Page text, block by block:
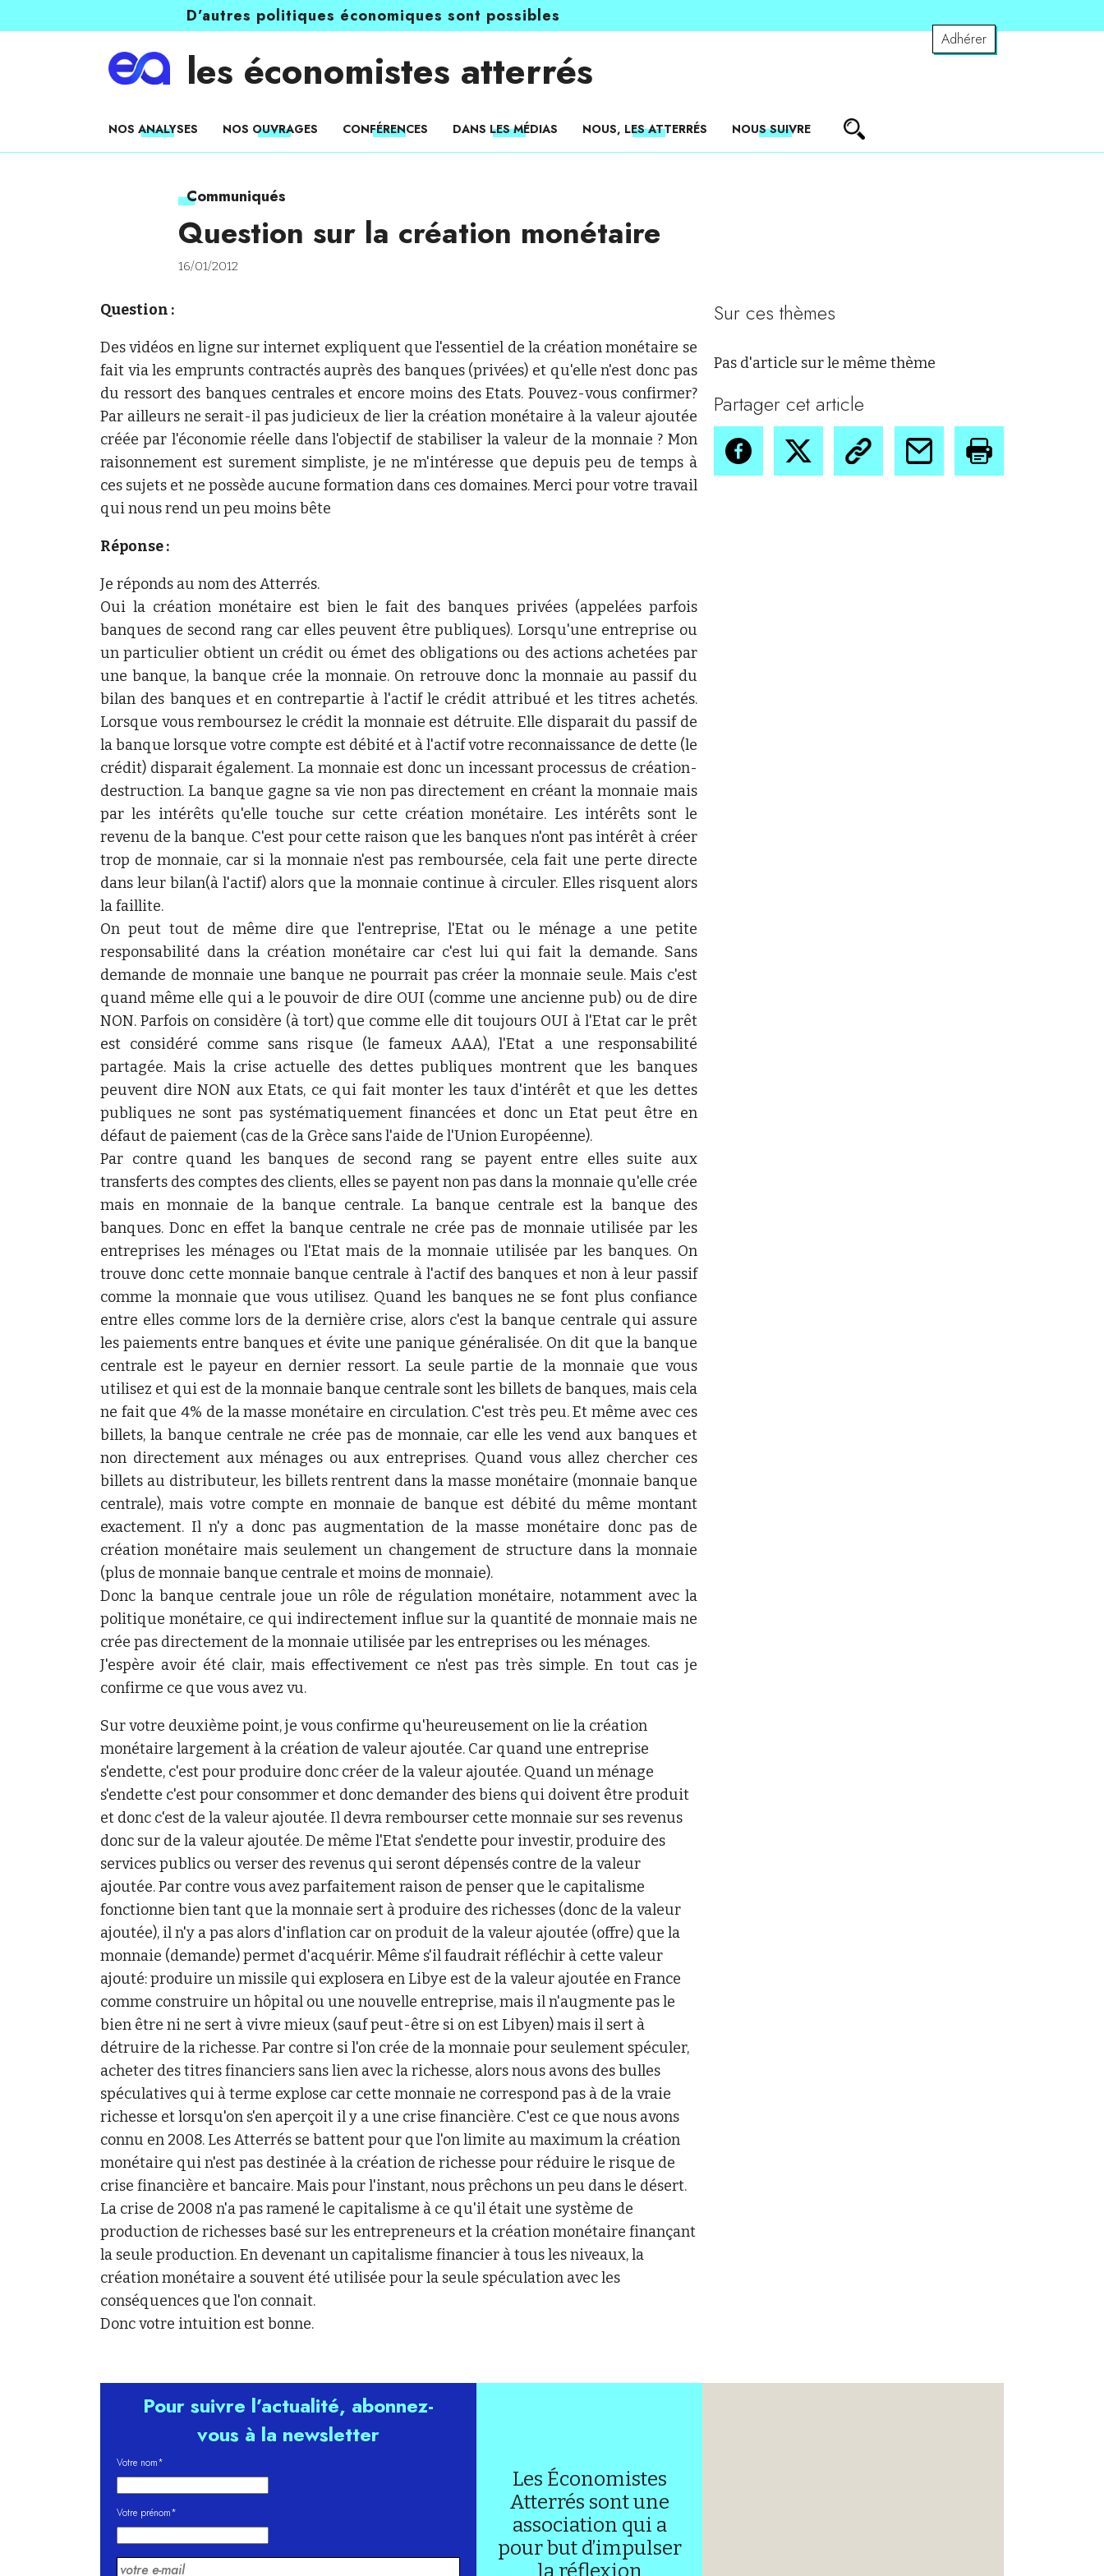
D’autres politiques économiques sont possibles
Adhérer
les économistes atterrés
NOS ANALYSES NOS OUVRAGES CONFÉRENCES DANS LES MÉDIAS NOUS, LES ATTERRÉS NOUS SUIVRE
Communiqués
Question sur la création monétaire
16/01/2012
Question :
Des vidéos en ligne sur internet expliquent que l'essentiel de la création monétaire se
fait via les emprunts contractés auprès des banques (privées) et qu'elle n'est donc pas
du ressort des banques centrales et encore moins des Etats. Pouvez-vous confirmer?
Par ailleurs ne serait-il pas judicieux de lier la création monétaire à la valeur ajoutée
créée par l'économie réelle dans l'objectif de stabiliser la valeur de la monnaie ? Mon
raisonnement est surement simpliste, je ne m'intéresse que depuis peu de temps à
ces sujets et ne possède aucune formation dans ces domaines. Merci pour votre travail
qui nous rend un peu moins bête
Réponse :
Je réponds au nom des Atterrés.
Oui la création monétaire est bien le fait des banques privées (appelées parfois
banques de second rang car elles peuvent être publiques). Lorsqu'une entreprise ou
un particulier obtient un crédit ou émet des obligations ou des actions achetées par
une banque, la banque crée la monnaie. On retrouve donc la monnaie au passif du
bilan des banques et en contrepartie à l'actif le crédit attribué et les titres achetés.
Lorsque vous remboursez le crédit la monnaie est détruite. Elle disparait du passif de
la banque lorsque votre compte est débité et à l'actif votre reconnaissance de dette (le
crédit) disparait également. La monnaie est donc un incessant processus de création-
destruction. La banque gagne sa vie non pas directement en créant la monnaie mais
par les intérêts qu'elle touche sur cette création monétaire. Les intérêts sont le
revenu de la banque. C'est pour cette raison que les banques n'ont pas intérêt à créer
trop de monnaie, car si la monnaie n'est pas remboursée, cela fait une perte directe
dans leur bilan(à l'actif) alors que la monnaie continue à circuler. Elles risquent alors
la faillite.
On peut tout de même dire que l'entreprise, l'Etat ou le ménage a une petite
responsabilité dans la création monétaire car c'est lui qui fait la demande. Sans
demande de monnaie une banque ne pourrait pas créer la monnaie seule. Mais c'est
quand même elle qui a le pouvoir de dire OUI (comme une ancienne pub) ou de dire
NON. Parfois on considère (à tort) que comme elle dit toujours OUI à l'Etat car le prêt
est considéré comme sans risque (le fameux AAA), l'Etat a une responsabilité
partagée. Mais la crise actuelle des dettes publiques montrent que les banques
peuvent dire NON aux Etats, ce qui fait monter les taux d'intérêt et que les dettes
publiques ne sont pas systématiquement financées et donc un Etat peut être en
défaut de paiement (cas de la Grèce sans l'aide de l'Union Européenne).
Par contre quand les banques de second rang se payent entre elles suite aux
transferts des comptes des clients, elles se payent non pas dans la monnaie qu'elle crée
mais en monnaie de la banque centrale. La banque centrale est la banque des
banques. Donc en effet la banque centrale ne crée pas de monnaie utilisée par les
entreprises les ménages ou l'Etat mais de la monnaie utilisée par les banques. On
trouve donc cette monnaie banque centrale à l'actif des banques et non à leur passif
comme la monnaie que vous utilisez. Quand les banques ne se font plus confiance
entre elles comme lors de la dernière crise, alors c'est la banque centrale qui assure
les paiements entre banques et évite une panique généralisée. On dit que la banque
centrale est le payeur en dernier ressort. La seule partie de la monnaie que vous
utilisez et qui est de la monnaie banque centrale sont les billets de banques, mais cela
ne fait que 4% de la masse monétaire en circulation. C'est très peu. Et même avec ces
billets, la banque centrale ne crée pas de monnaie, car elle les vend aux banques et
non directement aux ménages ou aux entreprises. Quand vous allez chercher ces
billets au distributeur, les billets rentrent dans la masse monétaire (monnaie banque
centrale), mais votre compte en monnaie de banque est débité du même montant
exactement. Il n'y a donc pas augmentation de la masse monétaire donc pas de
création monétaire mais seulement un changement de structure dans la monnaie
(plus de monnaie banque centrale et moins de monnaie).
Donc la banque centrale joue un rôle de régulation monétaire, notamment avec la
politique monétaire, ce qui indirectement influe sur la quantité de monnaie mais ne
crée pas directement de la monnaie utilisée par les entreprises ou les ménages.
J'espère avoir été clair, mais effectivement ce n'est pas très simple. En tout cas je
confirme ce que vous avez vu.
Sur votre deuxième point, je vous confirme qu'heureusement on lie la création
monétaire largement à la création de valeur ajoutée. Car quand une entreprise
s'endette, c'est pour produire donc créer de la valeur ajoutée. Quand un ménage
s'endette c'est pour consommer et donc demander des biens qui doivent être produit
et donc c'est de la valeur ajoutée. Il devra rembourser cette monnaie sur ses revenus
donc sur de la valeur ajoutée. De même l'Etat s'endette pour investir, produire des
services publics ou verser des revenus qui seront dépensés contre de la valeur
ajoutée. Par contre vous avez parfaitement raison de penser que le capitalisme
fonctionne bien tant que la monnaie sert à produire des richesses (donc de la valeur
ajoutée), il n'y a pas alors d'inflation car on produit de la valeur ajoutée (offre) que la
monnaie (demande) permet d'acquérir. Même s'il faudrait réfléchir à cette valeur
ajouté: produire un missile qui explosera en Libye est de la valeur ajoutée en France
comme construire un hôpital ou une nouvelle entreprise, mais il n'augmente pas le
bien être ni ne sert à vivre mieux (sauf peut-être si on est Libyen) mais il sert à
détruire de la richesse. Par contre si l'on crée de la monnaie pour seulement spéculer,
acheter des titres financiers sans lien avec la richesse, alors nous avons des bulles
spéculatives qui à terme explose car cette monnaie ne correspond pas à de la vraie
richesse et lorsqu'on s'en aperçoit il y a une crise financière. C'est ce que nous avons
connu en 2008. Les Atterrés se battent pour que l'on limite au maximum la création
monétaire qui n'est pas destinée à la création de richesse pour réduire le risque de
crise financière et bancaire. Mais pour l'instant, nous prêchons un peu dans le désert.
La crise de 2008 n'a pas ramené le capitalisme à ce qu'il était une système de
production de richesses basé sur les entrepreneurs et la création monétaire finançant
la seule production. En devenant un capitalisme financier à tous les niveaux, la
création monétaire a souvent été utilisée pour la seule spéculation avec les
conséquences que l'on connait.
Donc votre intuition est bonne.
Sur ces thèmes
Pas d'article sur le même thème
Partager cet article
Pour suivre l’actualité, abonnez-
vous à la newsletter
Votre nom*
Votre prénom*
Les Économistes
Atterrés sont une
association qui a
pour but d’impulser
la réflexion